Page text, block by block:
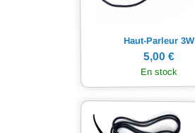
Haut-Parleur 3W
5,00 €
En stock